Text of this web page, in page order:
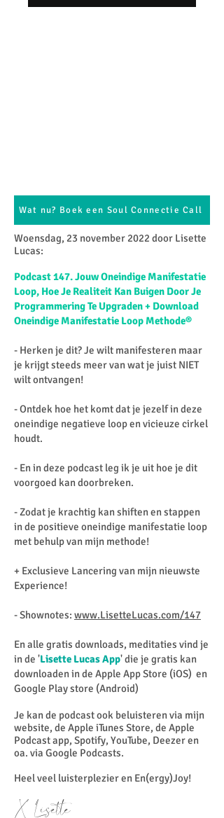
Wat nu? Boek een Soul Connectie Call
Woensdag, 23 november 2022 door Lisette
Lucas:​
Podcast 147. Jouw Oneindige Manifestatie
Loop, Hoe Je Realiteit Kan Buigen Door Je
Programmering Te Upgraden + Download
Oneindige Manifestatie Loop Methode®
- Herken je dit? Je wilt manifesteren maar
je krijgt steeds meer van wat je juist NIET
wilt ontvangen!
- Ontdek hoe het komt dat je jezelf in deze
oneindige negatieve loop en vicieuze cirkel
houdt.
- En in deze podcast leg ik je uit hoe je dit
voorgoed kan doorbreken.
- Zodat je krachtig kan shiften en stappen
in de positieve oneindige manifestatie loop
met behulp van mijn methode!
+ Exclusieve Lancering van mijn nieuwste
Experience!
- Shownotes: www.LisetteLucas.com/147
En alle gratis downloads, meditaties vind je
in de 'Lisette Lucas App' die je gratis kan
downloaden in de Apple App Store (iOS) en
Google Play store (Android)
Je kan de podcast ook beluisteren via mijn
website, de Apple iTunes Store, de Apple
Podcast app, Spotify, YouTube, Deezer en
oa. via Google Podcasts.
Heel veel luisterplezier en En(ergy)Joy!
X Lisette